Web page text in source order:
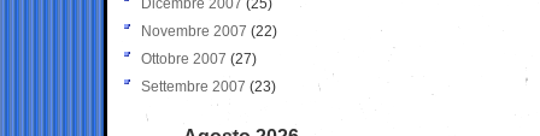
Dicembre 2007 (25)
Novembre 2007 (22)
Ottobre 2007 (27)
Settembre 2007 (23)